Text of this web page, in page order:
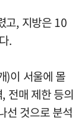
고, 지방은 10
.
)이 서울에 몰
전매 제한 등의
선 것으로 분석